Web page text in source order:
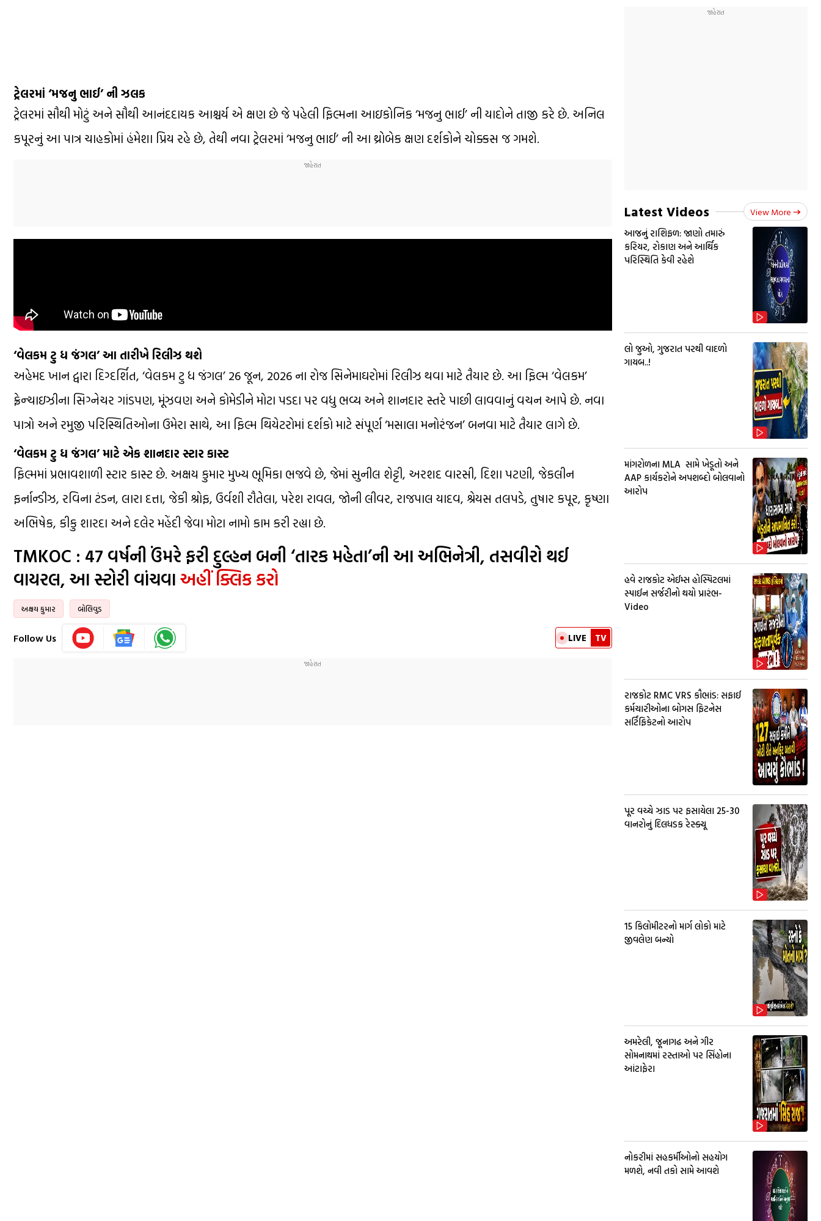
ટ્રેલરમાં ‘મજનુ ભાઈ’ ની ઝલક
ટ્રેલરમાં સૌથી મોટું અને સૌથી આનંદદાયક આશ્ચર્ય એ ક્ષણ છે જે પહેલી ફિલ્મના આઇકોનિક ‘મજનુ ભાઈ’ ની યાદોને તાજી કરે છે. અનિલ
કપૂરનું આ પાત્ર ચાહકોમાં હંમેશા પ્રિય રહે છે, તેથી નવા ટ્રેલરમાં ‘મજનુ ભાઈ’ ની આ થ્રોબેક ક્ષણ દર્શકોને ચોક્કસ જ ગમશે.
‘વેલકમ ટુ ધ જંગલ’ આ તારીખે રિલીઝ થશે
અહેમદ ખાન દ્વારા દિગ્દર્શિત, ‘વેલકમ ટુ ધ જંગલ’ 26 જૂન, 2026 ના રોજ સિનેમાઘરોમાં રિલીઝ થવા માટે તૈયાર છે. આ ફિલ્મ ‘વેલકમ’
ફ્રેન્ચાઇઝીના સિગ્નેચર ગાંડપણ, મૂંઝવણ અને કોમેડીને મોટા પડદા પર વધુ ભવ્ય અને શાનદાર સ્તરે પાછી લાવવાનું વચન આપે છે. નવા
પાત્રો અને રમુજી પરિસ્થિતિઓના ઉમેરા સાથે, આ ફિલ્મ થિયેટરોમાં દર્શકો માટે સંપૂર્ણ ‘મસાલા મનોરંજન’ બનવા માટે તૈયાર લાગે છે.
‘વેલકમ ટુ ધ જંગલ’ માટે એક શાનદાર સ્ટાર કાસ્ટ
ફિલ્મમાં પ્રભાવશાળી સ્ટાર કાસ્ટ છે. અક્ષય કુમાર મુખ્ય ભૂમિકા ભજવે છે, જેમાં સુનીલ શેટ્ટી, અરશદ વારસી, દિશા પટણી, જેકલીન
ફર્નાન્ડીઝ, રવિના ટંડન, લારા દત્તા, જેકી શ્રોફ, ઉર્વશી રૌતેલા, પરેશ રાવલ, જોની લીવર, રાજપાલ યાદવ, શ્રેયસ તલપડે, તુષાર કપૂર, કૃષ્ણા
અભિષેક, કીકુ શારદા અને દલેર મહેંદી જેવા મોટા નામો કામ કરી રહ્યા છે.
TMKOC : 47 વર્ષની ઉંમરે ફરી દુલ્હન બની ‘તારક મહેતા’ની આ અભિનેત્રી, તસવીરો થઈ
વાયરલ, આ સ્ટોરી વાંચવાઅહીં ક્લિક કરો
અક્ષય કુમાર બોલિવુડ
Follow Us LIVE TV
Latest Videos View More
આજનું રાશિફળ: જાણો તમારું
કરિયર, રોકાણ અને આર્થિક
પરિસ્થિતિ કેવી રહેશે
લો જુઓ, ગુજરાત પરથી વાદળો
ગાયબ..!
માંગરોળના MLA સામે ખેડૂતો અને
AAP કાર્યકરોને અપશબ્દો બોલવાનો
આરોપ
હવે રાજકોટ એઈમ્સ હોસ્પિટલમાં
સ્પાઈન સર્જરીનો થયો પ્રારંભ-
Video
રાજકોટ RMC VRS કૌભાંડ: સફાઈ
કર્મચારીઓના બોગસ ફિટનેસ
સર્ટિફિકેટનો આરોપ
પૂર વચ્ચે ઝાડ પર ફસાયેલા 25-30
વાનરોનું દિલધડક રેસ્ક્યૂ
15 કિલોમીટરનો માર્ગ લોકો માટે
જીવલેણ બન્યો
અમરેલી, જૂનાગઢ અને ગીર
સોમનાથમાં રસ્તાઓ પર સિંહોના
આંટાફેરા
નોકરીમાં સહકર્મીઓનો સહયોગ
મળશે, નવી તકો સામે આવશે